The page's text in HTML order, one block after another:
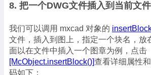
8. 把一个DWG文件插入到当前文件
我们可以调用 mxcad 对象的
文件，插入到图上，指定一个块名，放
面以在文件中插入一个图章为例，点击
[McObject.insertBlock()]查看详细属性
码如下：